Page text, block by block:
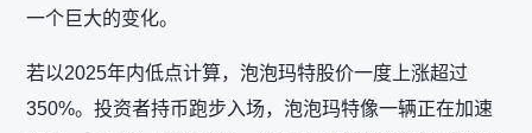
一个巨大的变化。
若以2025年内低点计算，泡泡玛特股价一度上涨超过
350%。投资者持币跑步入场，泡泡玛特像一辆正在加速